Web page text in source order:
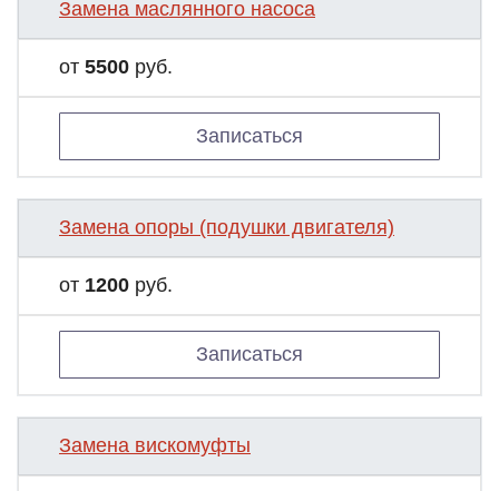
Замена маслянного насоса
от 5500 руб.
Записаться
Замена опоры (подушки двигателя)
от 1200 руб.
Записаться
Замена вискомуфты